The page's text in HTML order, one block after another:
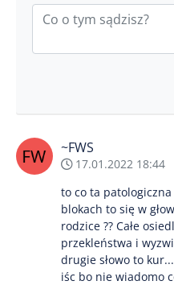
~FWS
17.01.2022 18:44
to co ta
blokach to się w
rodzice ?? Całe
przekleństwa i
drugie słowo to
iśc bo nie wiadomo